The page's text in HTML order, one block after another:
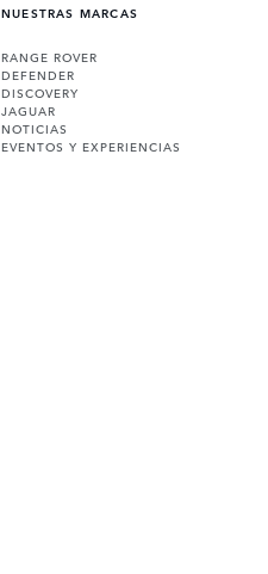
NUESTRAS MARCAS
RANGE ROVER
DEFENDER
DISCOVERY
JAGUAR
NOTICIAS
EVENTOS Y EXPERIENCIAS